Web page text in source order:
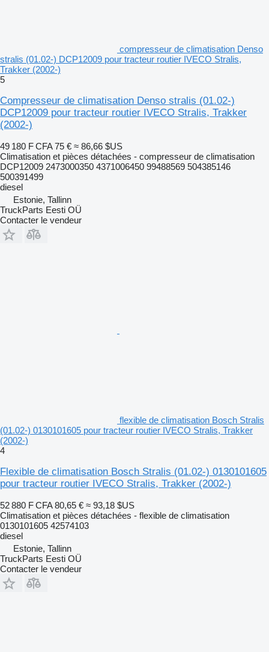
compresseur de climatisation Denso
stralis (01.02-) DCP12009 pour tracteur routier IVECO Stralis,
Trakker (2002-)
5
Compresseur de climatisation Denso stralis (01.02-)
DCP12009 pour tracteur routier IVECO Stralis, Trakker
(2002-)
49 180 F CFA 75 € ≈ 86,66 $US
Climatisation et pièces détachées - compresseur de climatisation
DCP12009 2473000350 4371006450 99488569 504385146
500391499
diesel
Estonie, Tallinn
TruckParts Eesti OÜ
Contacter le vendeur
flexible de climatisation Bosch Stralis
(01.02-) 0130101605 pour tracteur routier IVECO Stralis, Trakker
(2002-)
4
Flexible de climatisation Bosch Stralis (01.02-) 0130101605
pour tracteur routier IVECO Stralis, Trakker (2002-)
52 880 F CFA 80,65 € ≈ 93,18 $US
Climatisation et pièces détachées - flexible de climatisation
0130101605 42574103
diesel
Estonie, Tallinn
TruckParts Eesti OÜ
Contacter le vendeur